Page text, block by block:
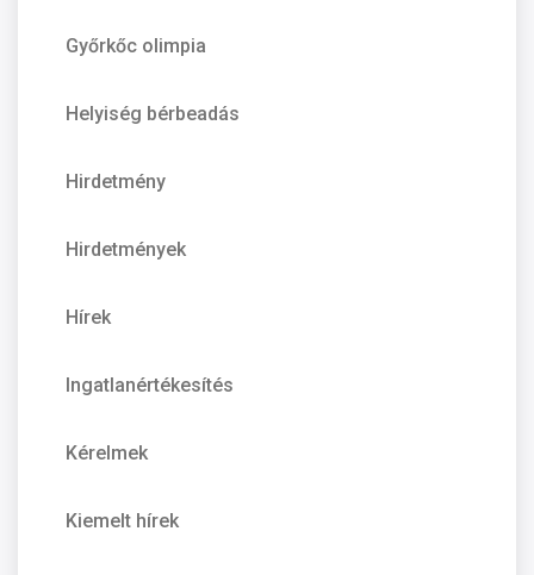
Győrkőc olimpia
Helyiség bérbeadás
Hirdetmény
Hirdetmények
Hírek
Ingatlanértékesítés
Kérelmek
Kiemelt hírek